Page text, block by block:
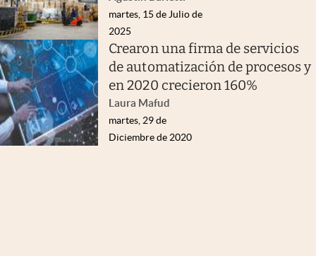
martes, 15 de Julio de
2025
Crearon una firma de servicios
de automatización de procesos y
en 2020 crecieron 160%
Laura Mafud
martes, 29 de
Diciembre de 2020